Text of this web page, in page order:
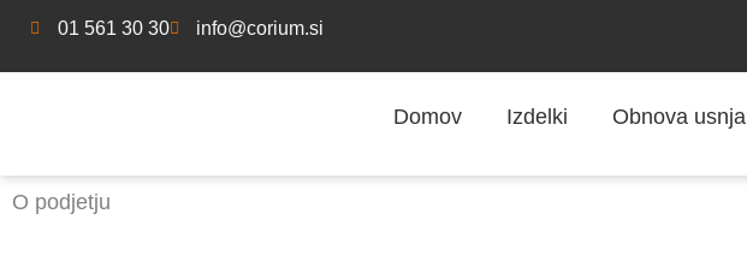
content
01 561 30 30 info@corium.si
Domov Izdelki Obnova usnja
O podjetju